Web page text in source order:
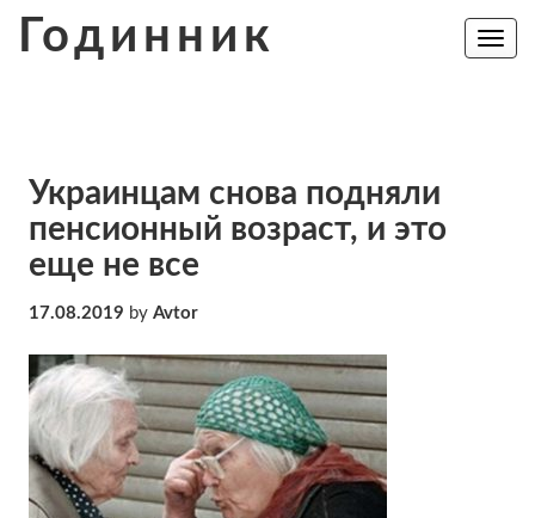
Годинник
Toggle
Украинцам снова подняли
пенсионный возраст, и это
еще не все
17.08.2019 by Avtor